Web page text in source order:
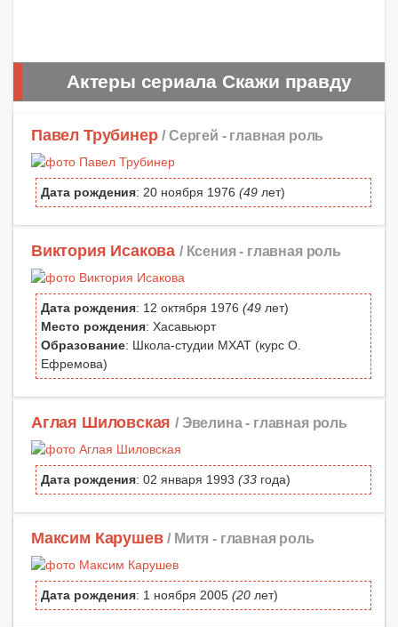
Актеры сериала Скажи правду
Павел Трубинер / Сергей - главная роль
Дата рождения: 20 ноября 1976 (49 лет)
Виктория Исакова / Ксения - главная роль
Дата рождения: 12 октября 1976 (49 лет)
Место рождения: Хасавьюрт
Образование: Школа-студии МХАТ (курс О.
Ефремова)
Аглая Шиловская / Эвелина - главная роль
Дата рождения: 02 января 1993 (33 года)
Максим Карушев / Митя - главная роль
Дата рождения: 1 ноября 2005 (20 лет)